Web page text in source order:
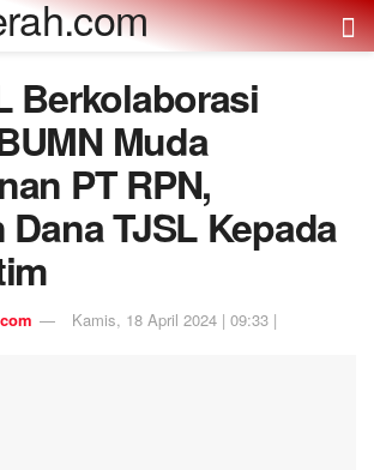
Berkolaborasi
Muda
PT RPN,
TJSL Kepada
Kamis, 18 April 2024 | 09:33 |